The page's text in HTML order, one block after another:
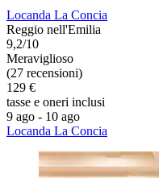
Locanda La Concia
Reggio nell'Emilia
9,2/10
Meraviglioso
(27 recensioni)
129 €
tasse e oneri inclusi
9 ago - 10 ago
Locanda La Concia